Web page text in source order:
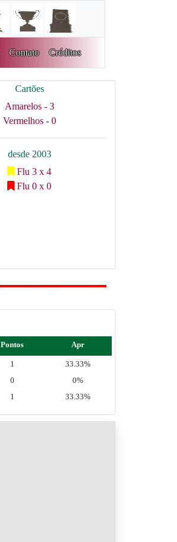
Contato Créditos
Cartões
Amarelos - 3
Vermelhos - 0
desde 2003
Flu 3 x 4
Flu 0 x 0
Pontos Apr
1
33.33%
0
0%
1 33.33%